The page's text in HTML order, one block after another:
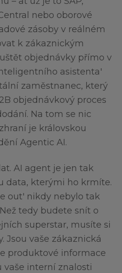
nebo oborové
zásoby v reálném
k zákaznickým
objednávky přímo v
asistenta'
zaměstnanec, který
objednávkový proces
Na tom se nic
je královskou
Agentic AI.
AI agent je jen tak
data, kterými ho krmíte.
out' nikdy nebylo tak
tedy budete snít o
superstar, musíte si
Jsou vaše zákaznická
produktové informace
vaše interní znalosti